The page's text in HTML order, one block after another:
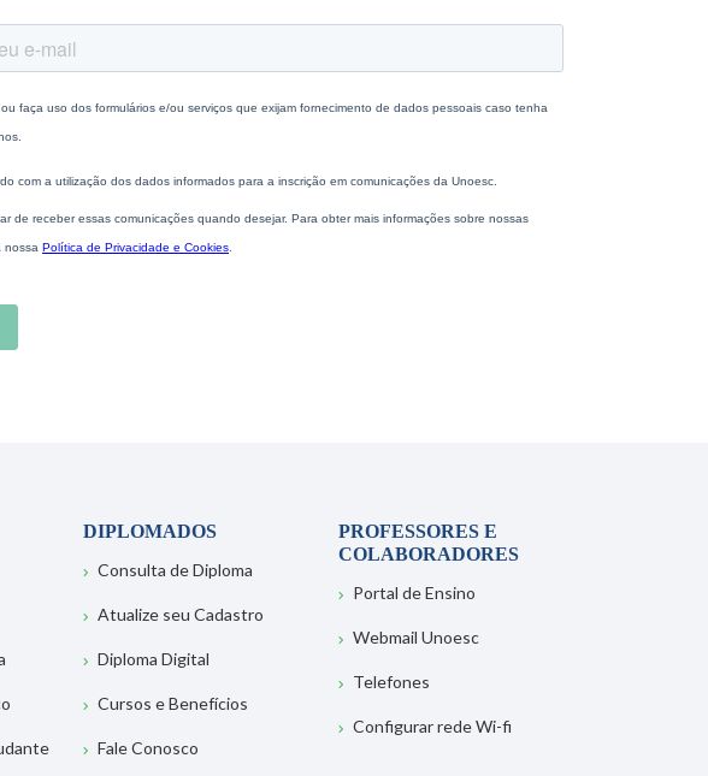
DIPLOMADOS
Consulta de Diploma
Atualize seu Cadastro
Diploma Digital
Cursos e Benefícios
Fale Conosco
PROFESSORES E
COLABORADORES
Portal de Ensino
Webmail Unoesc
Telefones
Configurar rede Wi-fi